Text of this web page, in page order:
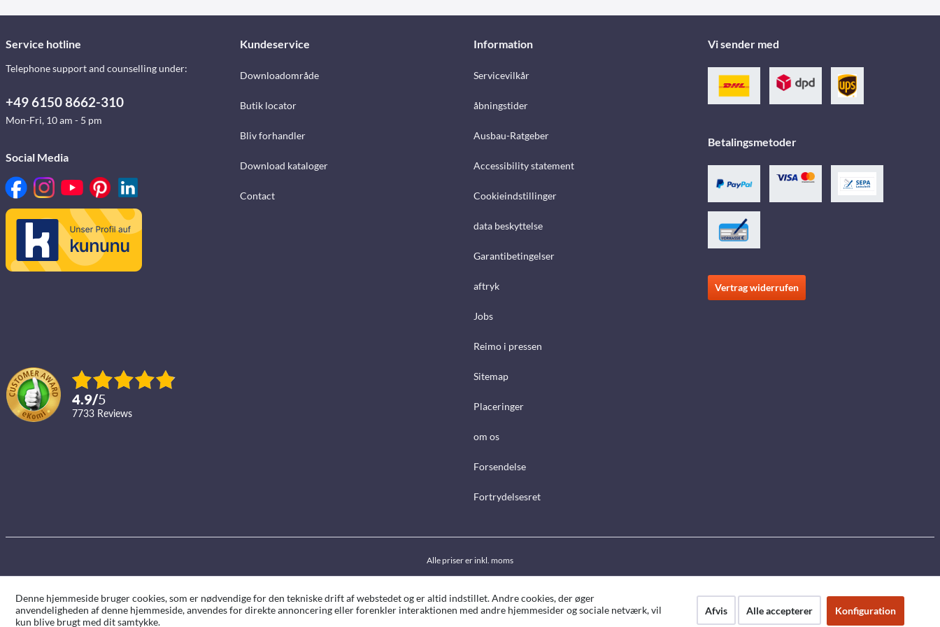
Service hotline
Telephone support and counselling under:
+49 6150 8662-310
Mon-Fri, 10 am - 5 pm
Social Media
4.9/5
7733 reviews
Kundeservice
Downloadområde
Butik locator
Bliv forhandler
Download kataloger
Contact
Information
Servicevilkår
åbningstider
Ausbau-Ratgeber
Accessibility statement
Cookieindstillinger
data beskyttelse
Garantibetingelser
aftryk
Jobs
Reimo i pressen
Sitemap
Placeringer
om os
Forsendelse
Fortrydelsesret
Vi sender med
Betalingsmetoder
Vertrag widerrufen
Alle priser er inkl. moms
Denne hjemmeside bruger cookies, som er nødvendige for den tekniske drift af webstedet og er altid indstillet. Andre cookies, der øger
anvendeligheden af denne hjemmeside, anvendes for direkte annoncering eller forenkler interaktionen med andre hjemmesider og sociale netværk, vil
kun blive brugt med dit samtykke.
Afvis Alle accepterer Konfiguration